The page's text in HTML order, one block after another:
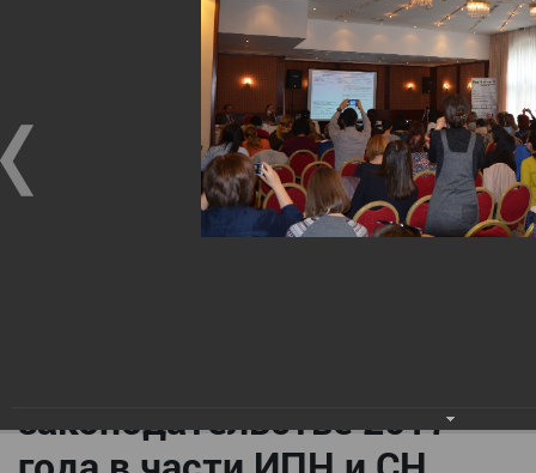
Изменения в трудовом и
налоговом
законодательстве:
Обязательное
медицинское страхование,
законодательстве 2017